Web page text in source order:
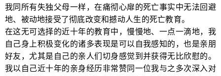
我同所有失独父母一样，在痛彻心扉的死亡事实中无法回避
地、被动地接受了彻底改变和撼动人生的死亡教育。
在这无可选择的近十年的教育中，慢慢地、一点一滴地，我
自己身上积极变化的诸多表现是可以自我感知的，也是亲朋
好友，尤其是自己的亲人们切身感觉到并获得无比欣慰的。
我以自己近十年的亲身经历非常赞同一位我与之多次深入对